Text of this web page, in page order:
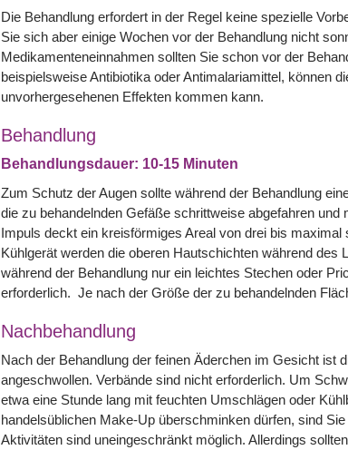
Die Behandlung erfordert in der Regel keine spezielle
Sie sich aber einige Wochen vor der Behandlung nicht
Medikamenteneinnahmen sollten Sie schon vor der
beispielsweise Antibiotika oder Antimalariamittel, können
unvorhergesehenen Effekten kommen kann.
Behandlung
Behandlungsdauer: 10-15 Minuten
Zum Schutz der Augen sollte während der Behandlung
die zu behandelnden Gefäße schrittweise abgefahren
Impuls deckt ein kreisförmiges Areal von drei bis
Kühlgerät werden die oberen Hautschichten während
während der Behandlung nur ein leichtes Stechen oder
erforderlich. Je nach der Größe der zu behandelnden
Nachbehandlung
Nach der Behandlung der feinen Äderchen im Gesicht ist
angeschwollen. Verbände sind nicht erforderlich. Um
etwa eine Stunde lang mit feuchten Umschlägen oder
handelsüblichen Make-Up überschminken dürfen, sind
Aktivitäten sind uneingeschränkt möglich. Allerdings